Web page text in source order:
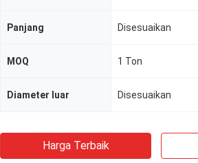
Panjang Disesuaikan
MOQ 1 Ton
Diameter luar Disesuaikan
Harga Terbaik